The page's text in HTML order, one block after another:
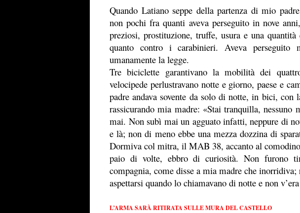
Quando Latiano seppe della partenza di mio
non pochi fra quanti aveva perseguito in nove
preziosi, prostituzione, truffe, usura e una
quanto contro i carabinieri. Aveva perseguito
umanamente la legge.
Tre biciclette garantivano la mobilità dei
velocipede perlustravano notte e giorno, paese e
padre andava sovente da solo di notte, in bici,
rassicurando mia madre: «Stai tranquilla, nessuno
mai. Non subì mai un agguato infatti, neppure di
e là; non di meno ebbe una mezza dozzina di
Dormiva col mitra, il MAB 38, accanto al
paio di volte, ebbro di curiosità. Non furono
compagnia, come disse a mia madre che inorridiva;
aspettarsi quando lo chiamavano di notte e non
L’ARMA SARÀ RITIRATA SULLE MURA DEL CASTELLO